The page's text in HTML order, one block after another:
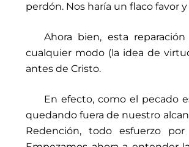
perdón. Nos haría un flaco favor
Ahora bien, esta
cualquier modo (la idea de
antes de Cristo.
En efecto, como el pecado
quedando fuera de nuestro
Redención, todo esfuerzo